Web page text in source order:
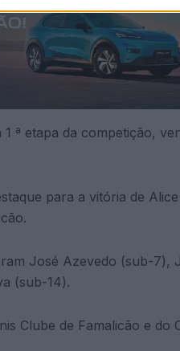
ª etapa da competição,
para a vitória de
José Azevedo (sub-7),
(sub-14).
Clube de Famalicão e do